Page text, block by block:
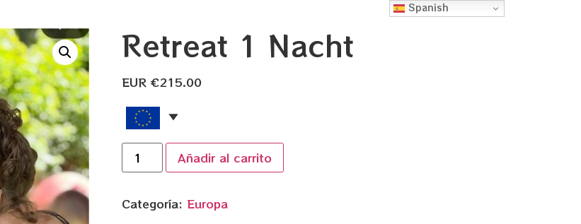
Retreat 1 Nacht
EUR €215.00
Añadir al carrito
Categoría: Europa
Spanish